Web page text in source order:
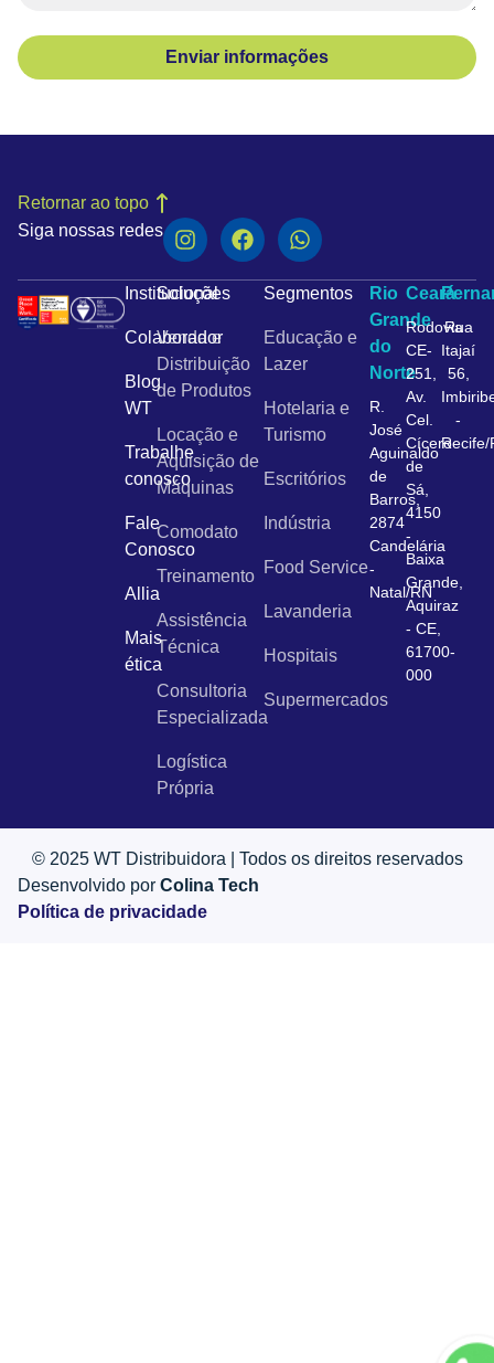
Enviar informações
Siga nossas redes
Retornar ao topo
Institucional
Colaborador
Blog
WT
Trabalhe
conosco
Fale
Conosco
Allia
Mais
ética
Soluções
Venda e
Distribuição
de Produtos
Locação e
Aquisição de
Máquinas
Comodato
Treinamento
Assistência
Técnica
Consultoria
Especializada
Logística
Própria
Segmentos
Educação e
Lazer
Hotelaria e
Turismo
Escritórios
Indústria
Food Service
Lavanderia
Hospitais
Supermercados
Rio
Grande
do
Norte
R.
José
Aguinaldo
de
Barros,
2874
Candelária
-
Natal/RN
Ceará
Rodovia
CE-
251,
Av.
Cel.
Cícero
de
Sá,
4150
-
Baixa
Grande,
Aquiraz
- CE,
61700-
000
Rua
Itajaí
56,
-
Recife/
© 2025 WT Distribuidora | Todos os direitos reservados
Desenvolvido por Colina Tech
Política de privacidade